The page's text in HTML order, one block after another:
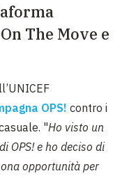
The Move e
OPS! contro i
"Ho visto un
OPS! e ho deciso di
opportunità per